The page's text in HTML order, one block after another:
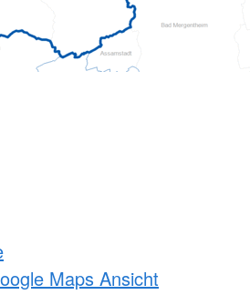
Maps Ansicht